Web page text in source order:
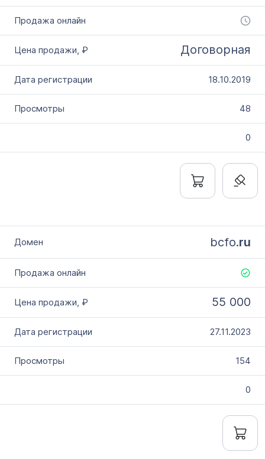
Договорная
18.10.2019
48
0
bcfo.ru
55 000
27.11.2023
154
0